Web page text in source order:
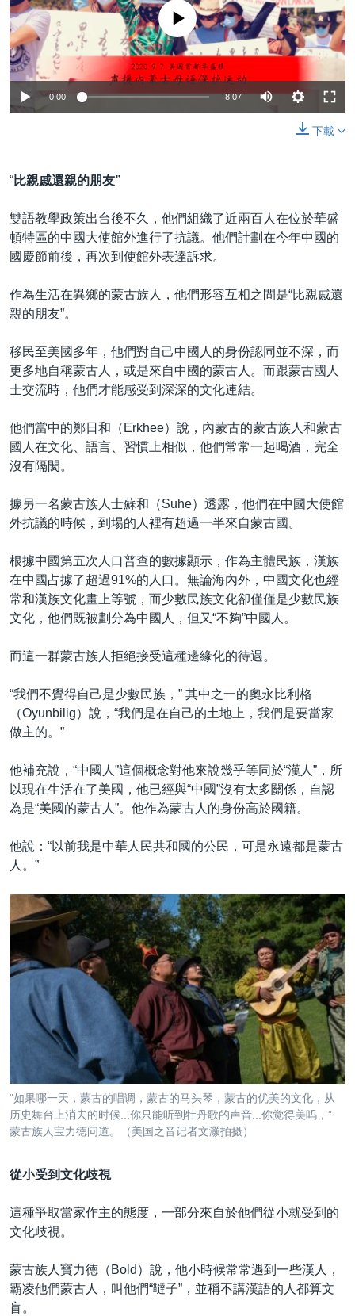
No media source currently available
0:00 8:07
下載
“比親戚還親的朋友”
雙語教學政策出台後不久，他們組織了近兩百人在位於華盛
頓特區的中國大使館外進行了抗議。他們計劃在今年中國的
國慶節前後，再次到使館外表達訴求。
作為生活在異鄉的蒙古族人，他們形容互相之間是“比親戚還
親的朋友”。
移民至美國多年，他們對自己中國人的身份認同並不深，而
更多地自稱蒙古人，或是來自中國的蒙古人。而跟蒙古國人
士交流時，他們才能感受到深深的文化連結。
他們當中的鄭日和（Erkhee）說，內蒙古的蒙古族人和蒙古
國人在文化、語言、習慣上相似，他們常常一起喝酒，完全
沒有隔閡。
據另一名蒙古族人士蘇和（Suhe）透露，他們在中國大使館
外抗議的時候，到場的人裡有超過一半來自蒙古國。
根據中國第五次人口普查的數據顯示，作為主體民族，漢族
在中國占據了超過91%的人口。無論海內外，中國文化也經
常和漢族文化畫上等號，而少數民族文化卻僅僅是少數民族
文化，他們既被劃分為中國人，但又“不夠”中國人。
而這一群蒙古族人拒絕接受這種邊緣化的待遇。
“我們不覺得自己是少數民族，” 其中之一的奧永比利格
（Oyunbilig）說，“我們是在自己的土地上，我們是要當家
做主的。”
他補充說，“中國人”這個概念對他來說幾乎等同於“漢人”，所
以現在生活在了美國，他已經與“中國”沒有太多關係，自認
為是“美國的蒙古人”。他作為蒙古人的身份高於國籍。
他說：“以前我是中華人民共和國的公民，可是永遠都是蒙古
人。”
"如果哪一天，蒙古的唱调，蒙古的马头琴，蒙古的优美的文化，从
历史舞台上消去的时候...你只能听到牡丹歌的声音...你觉得美吗，”
蒙古族人宝力徳问道。（美国之音记者文灏拍摄）
從小受到文化歧視
這種爭取當家作主的態度，一部分來自於他們從小就受到的
文化歧視。
蒙古族人寶力徳（Bold）說，他小時候常常遇到一些漢人，
霸凌他們蒙古人，叫他們“韃子”，並稱不講漢語的人都算文
盲。